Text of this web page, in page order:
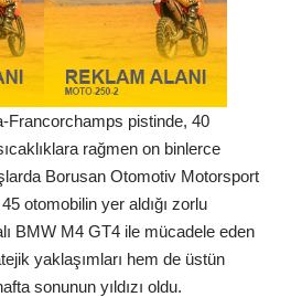
Francorchamps pistinde, 40
rağmen on binlerce
Borusan Otomotiv Motorsport
otomobilin yer aldığı zorlu
BMW M4 GT4 ile mücadele eden
yaklaşımları hem de üstün
sonunun yıldızı oldu.